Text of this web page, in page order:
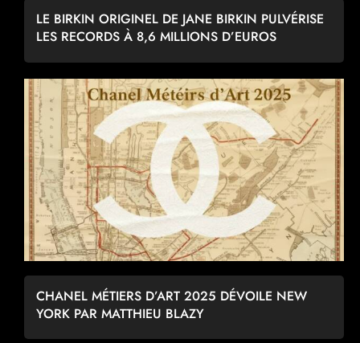
LE BIRKIN ORIGINEL DE JANE BIRKIN PULVÉRISE
LES RECORDS À 8,6 MILLIONS D’EUROS
CHANEL MÉTIERS D’ART 2025 DÉVOILE NEW
YORK PAR MATTHIEU BLAZY